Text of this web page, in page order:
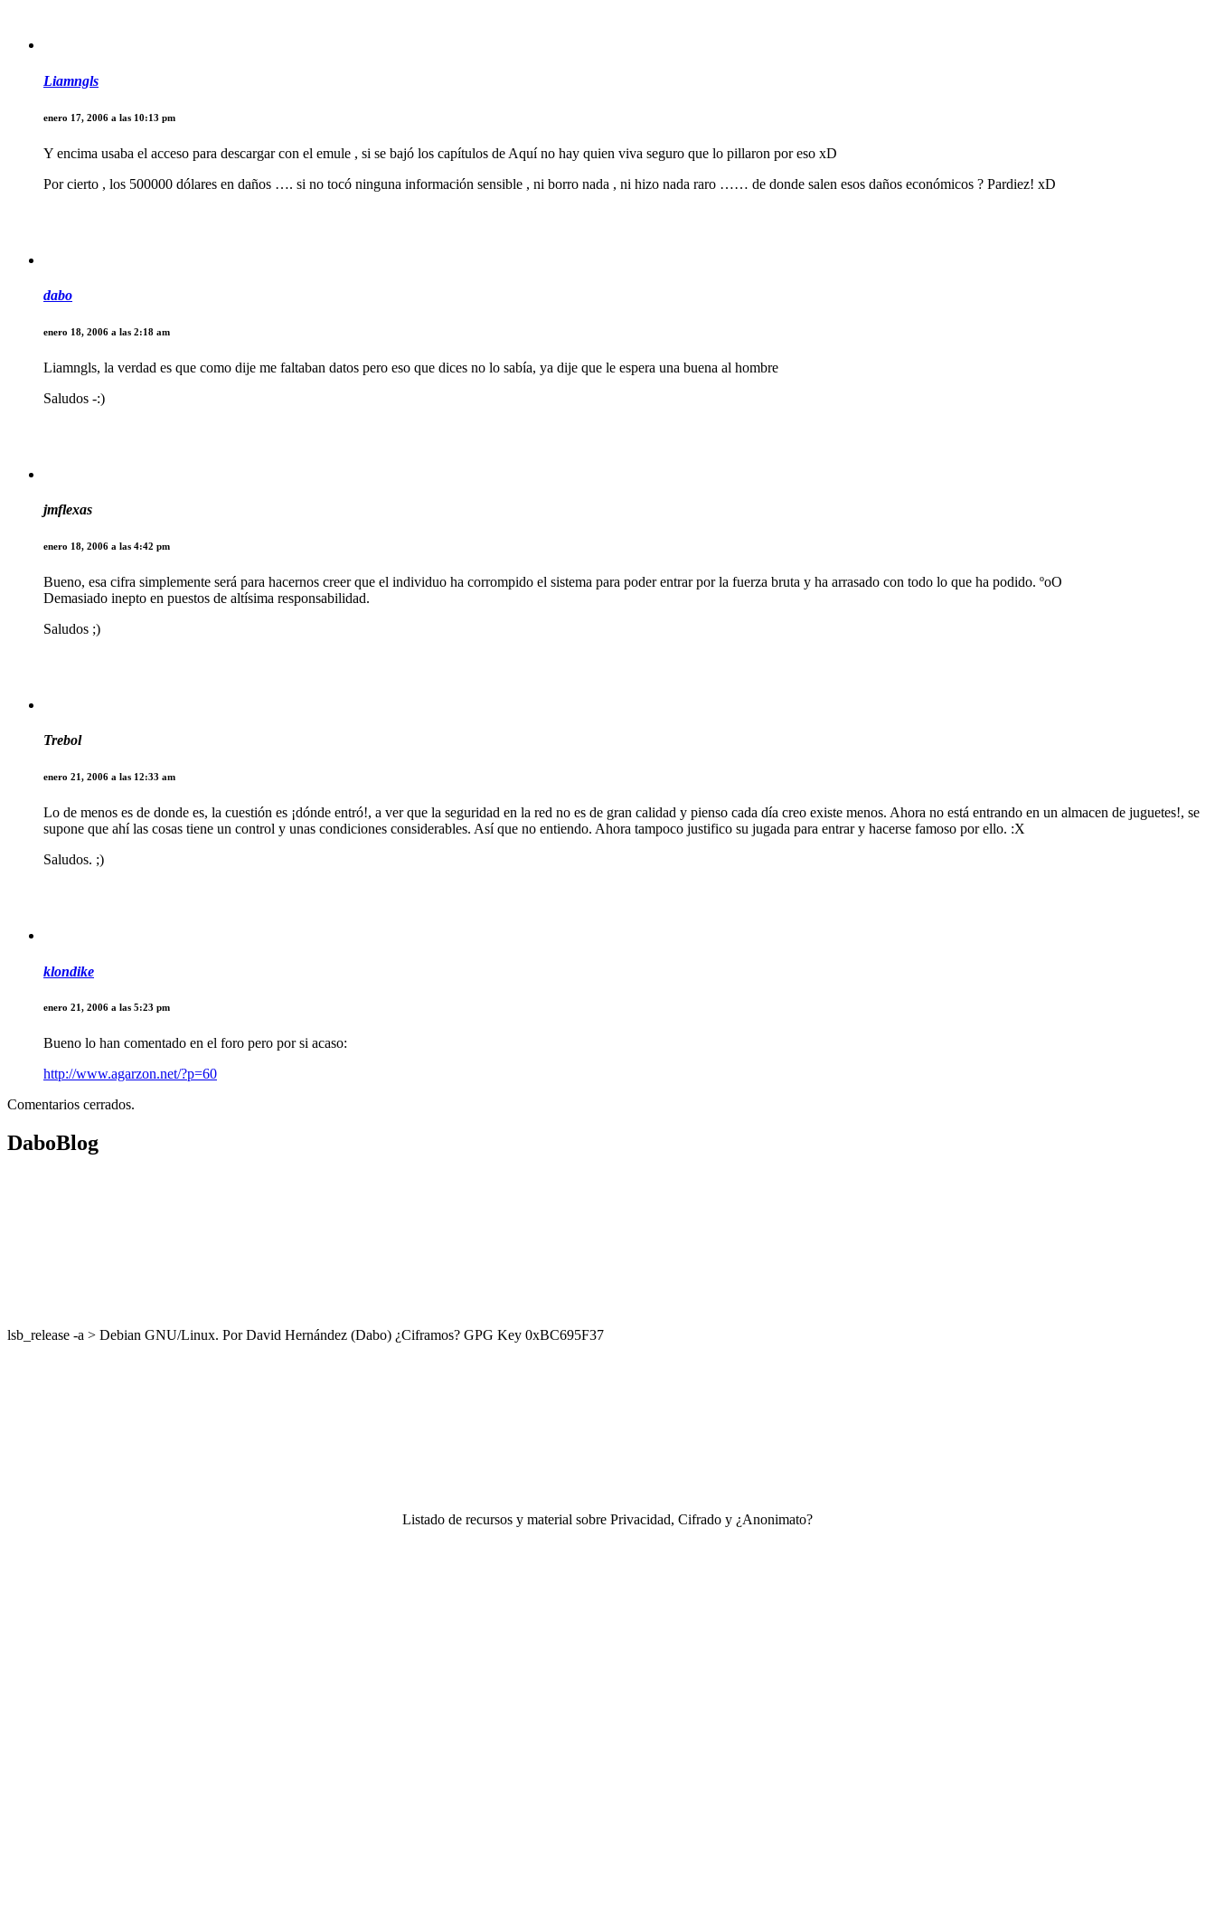
Liamngls
enero 17, 2006 a las 10:13 pm
Y encima usaba el acceso para descargar con el emule , si se bajó los capítulos de Aquí no hay quien viva seguro que lo pillaron por eso xD
Por cierto , los 500000 dólares en daños …. si no tocó ninguna información sensible , ni borro nada , ni hizo nada raro …… de donde salen esos daños económicos ? Pardiez! xD
dabo
enero 18, 2006 a las 2:18 am
Liamngls, la verdad es que como dije me faltaban datos pero eso que dices no lo sabía, ya dije que le espera una buena al hombre
Saludos -:)
jmflexas
enero 18, 2006 a las 4:42 pm
Bueno, esa cifra simplemente será para hacernos creer que el individuo ha corrompido el sistema para poder entrar por la fuerza bruta y ha arrasado con todo lo que ha podido. ºoO
Demasiado inepto en puestos de altísima responsabilidad.
Saludos ;)
Trebol
enero 21, 2006 a las 12:33 am
Lo de menos es de donde es, la cuestión es ¡dónde entró!, a ver que la seguridad en la red no es de gran calidad y pienso cada día creo existe menos. Ahora no está entrando en un almacen de juguetes!, se
supone que ahí las cosas tiene un control y unas condiciones considerables. Así que no entiendo. Ahora tampoco justifico su jugada para entrar y hacerse famoso por ello. :X
Saludos. ;)
klondike
enero 21, 2006 a las 5:23 pm
Bueno lo han comentado en el foro pero por si acaso:
http://www.agarzon.net/?p=60
Comentarios cerrados.
DaboBlog
lsb_release -a > Debian GNU/Linux. Por David Hernández (Dabo) ¿Ciframos? GPG Key 0xBC695F37
Listado de recursos y material sobre Privacidad, Cifrado y ¿Anonimato?